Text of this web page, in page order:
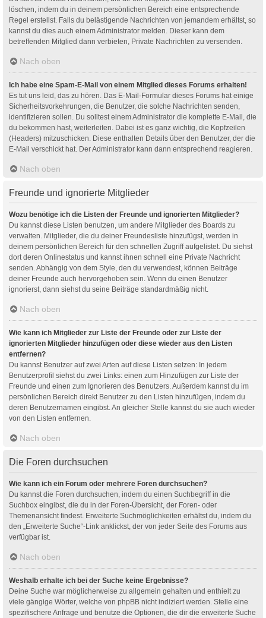
löschen, indem du in deinem persönlichen Bereich eine entsprechende
Regel erstellst. Falls du belästigende Nachrichten von jemandem erhältst, so
kannst du dies auch einem Administrator melden. Dieser kann dem
betreffenden Mitglied dann verbieten, Private Nachrichten zu versenden.
Nach oben
Ich habe eine Spam-E-Mail von einem Mitglied dieses Forums erhalten!
Es tut uns leid, das zu hören. Das E-Mail-Formular dieses Forums hat einige
Sicherheitsvorkehrungen, die Benutzer, die solche Nachrichten senden,
identifizieren sollen. Du solltest einem Administrator die komplette E-Mail, die
du bekommen hast, weiterleiten. Dabei ist es ganz wichtig, die Kopfzeilen
(Headers) mitzuschicken. Diese enthalten Details über den Benutzer, der die
E-Mail verschickt hat. Der Administrator kann dann entsprechend reagieren.
Nach oben
Freunde und ignorierte Mitglieder
Wozu benötige ich die Listen der Freunde und ignorierten Mitglieder?
Du kannst diese Listen benutzen, um andere Mitglieder des Boards zu
verwalten. Mitglieder, die du deiner Freundesliste hinzufügst, werden in
deinem persönlichen Bereich für den schnellen Zugriff aufgelistet. Du siehst
dort deren Onlinestatus und kannst ihnen schnell eine Private Nachricht
senden. Abhängig von dem Style, den du verwendest, können Beiträge
deiner Freunde auch hervorgehoben sein. Wenn du einen Benutzer
ignorierst, dann siehst du seine Beiträge standardmäßig nicht.
Nach oben
Wie kann ich Mitglieder zur Liste der Freunde oder zur Liste der
ignorierten Mitglieder hinzufügen oder diese wieder aus den Listen
entfernen?
Du kannst Benutzer auf zwei Arten auf diese Listen setzen: In jedem
Benutzerprofil siehst du zwei Links: einen zum Hinzufügen zur Liste der
Freunde und einen zum Ignorieren des Benutzers. Außerdem kannst du im
persönlichen Bereich direkt Benutzer zu den Listen hinzufügen, indem du
deren Benutzernamen eingibst. An gleicher Stelle kannst du sie auch wieder
von den Listen entfernen.
Nach oben
Die Foren durchsuchen
Wie kann ich ein Forum oder mehrere Foren durchsuchen?
Du kannst die Foren durchsuchen, indem du einen Suchbegriff in die
Suchbox eingibst, die du in der Foren-Übersicht, der Foren- oder
Themenansicht findest. Erweiterte Suchmöglichkeiten erhältst du, indem du
den „Erweiterte Suche“-Link anklickst, der von jeder Seite des Forums aus
verfügbar ist.
Nach oben
Weshalb erhalte ich bei der Suche keine Ergebnisse?
Deine Suche war möglicherweise zu allgemein gehalten und enthielt zu
viele gängige Wörter, welche von phpBB nicht indiziert werden. Stelle eine
spezifischere Anfrage und benutze die Optionen, die dir die erweiterte Suche